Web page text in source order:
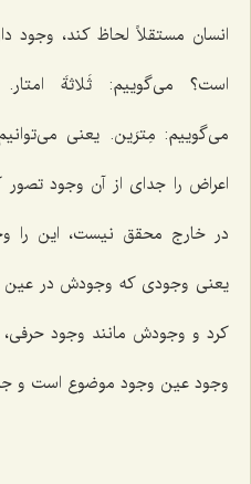
انسان مستقلاً لحاظ کند، وجود
است؟ می‌گوییم: ثَلاثةَ امتار.
می‌گوییم: مِترَین. یعنی
اعراض را جدای از آن وجود
در خارج محقق نیست، این را
یعنی وجودی که وجودش در عین
کرد و وجودش مانند وجود
وجود عین وجود موضوع است و